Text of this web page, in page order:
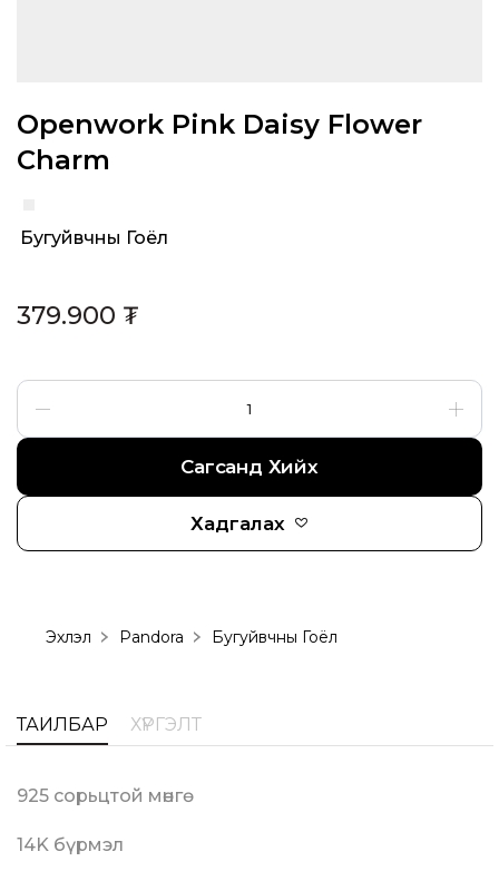
Openwork Pink Daisy Flower
Charm
Бугуйвчны Гоёл
379.900 ₮
Сагсанд Хийх
Хадгалах
Эхлэл Pandora Бугуйвчны Гоёл
ТАЙЛБАР ХҮРГЭЛТ
925 сорьцтой мөнгө
14K бүрмэл